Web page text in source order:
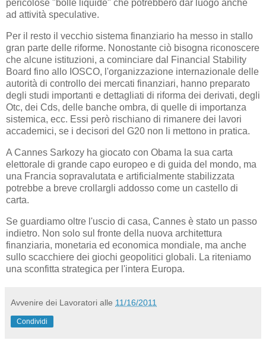
pericolose "bolle liquide" che potrebbero dar luogo anche
ad attività speculative.
Per il resto il vecchio sistema finanziario ha messo in stallo
gran parte delle riforme. Nonostante ciò bisogna riconoscere
che alcune istituzioni, a cominciare dal Financial Stability
Board fino allo IOSCO, l'organizzazione internazionale delle
autorità di controllo dei mercati finanziari, hanno preparato
degli studi importanti e dettagliati di riforma dei derivati, degli
Otc, dei Cds, delle banche ombra, di quelle di importanza
sistemica, ecc. Essi però rischiano di rimanere dei lavori
accademici, se i decisori del G20 non li mettono in pratica.
A Cannes Sarkozy ha giocato con Obama la sua carta
elettorale di grande capo europeo e di guida del mondo, ma
una Francia sopravalutata e artificialmente stabilizzata
potrebbe a breve crollargli addosso come un castello di
carta.
Se guardiamo oltre l'uscio di casa, Cannes è stato un passo
indietro. Non solo sul fronte della nuova architettura
finanziaria, monetaria ed economica mondiale, ma anche
sullo scacchiere dei giochi geopolitici globali. La riteniamo
una sconfitta strategica per l'intera Europa.
Avvenire dei Lavoratori alle 11/16/2011
Condividi